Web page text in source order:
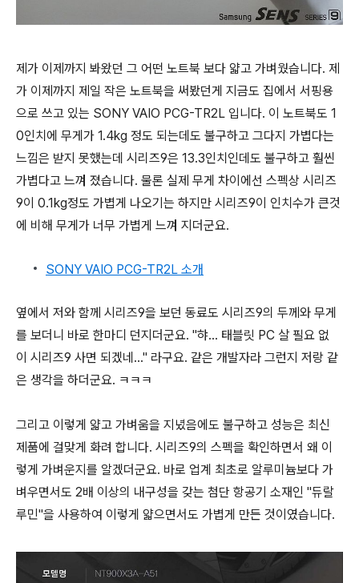
제가 이제까지 봐왔던 그 어떤 노트북 보다 얇고 가벼웠습니다. 제
가 이제까지 제일 작은 노트북을 써봤던게 지금도 집에서 서핑용
으로 쓰고 있는 SONY VAIO PCG-TR2L 입니다. 이 노트북도 1
0인치에 무게가 1.4kg 정도 되는데도 불구하고 그다지 가볍다는
느낌은 받지 못했는데 시리즈9은 13.3인치인데도 불구하고 훨씬
가볍다고 느껴 졌습니다. 물론 실제 무게 차이에선 스펙상 시리즈
9이 0.1kg정도 가볍게 나오기는 하지만 시리즈9이 인치수가 큰것
에 비해 무게가 너무 가볍게 느껴 지더군요.
SONY VAIO PCG-TR2L 소개
옆에서 저와 함께 시리즈9을 보던 동료도 시리즈9의 두께와 무게
를 보더니 바로 한마디 던지더군요. "햐... 태블릿 PC 살 필요 없
이 시리즈9 사면 되겠네..." 라구요. 같은 개발자라 그런지 저랑 같
은 생각을 하더군요. ㅋㅋㅋ
그리고 이렇게 얇고 가벼움을 지녔음에도 불구하고 성능은 최신
제품에 걸맞게 화려 합니다. 시리즈9의 스펙을 확인하면서 왜 이
렇게 가벼운지를 알겠더군요. 바로 업계 최초로 알루미늄보다 가
벼우면서도 2배 이상의 내구성을 갖는 첨단 항공기 소재인 "듀랄
루민"을 사용하여 이렇게 얇으면서도 가볍게 만든 것이였습니다.